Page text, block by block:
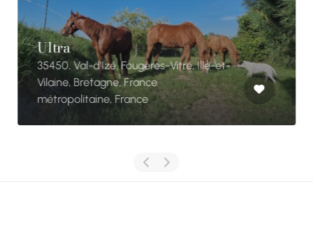
Ultra
35450, Val-d'Izé, Fougères-Vitré, Ille-et-
Vilaine, Bretagne, France
métropolitaine, France